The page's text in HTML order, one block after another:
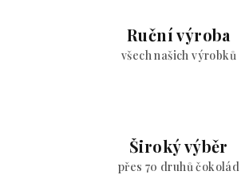
Ruční výroba
všech našich výrobků
Široký výběr
přes 70 druhů čokolád